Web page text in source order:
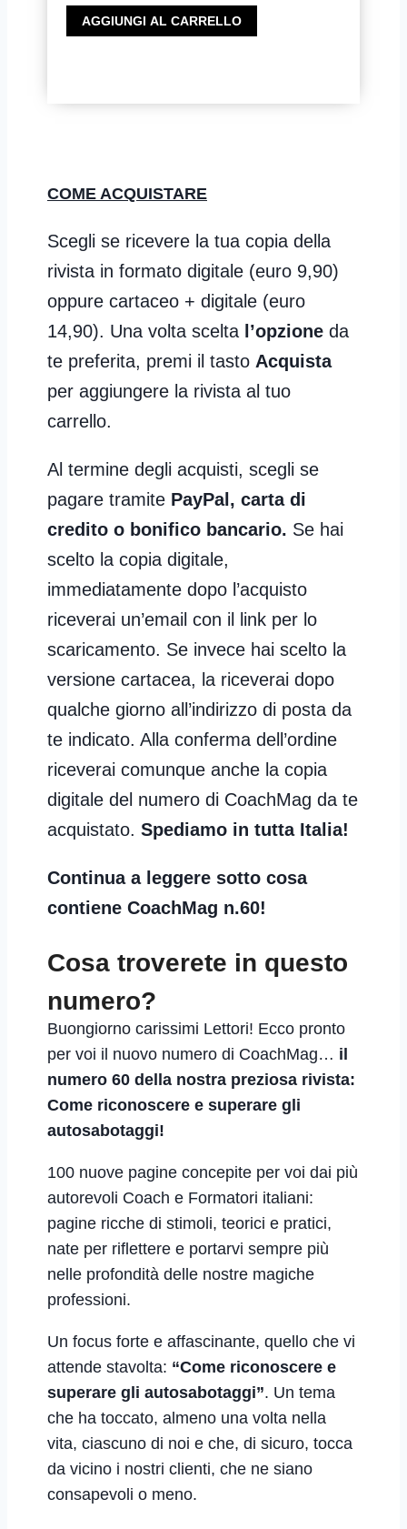
CoachMag
n.60
gli
quantità
AGGIUNGI AL CARRELLO
COME ACQUISTARE
Scegli se ricevere la tua copia della
rivista in formato digitale (euro 9,90)
oppure cartaceo + digitale (euro
14,90). Una volta scelta l’opzione da
te preferita, premi il tasto Acquista
per aggiungere la rivista al tuo
carrello.
Al termine degli acquisti, scegli se
pagare tramite PayPal, carta di
credito o bonifico bancario. Se hai
scelto la copia digitale,
immediatamente dopo l’acquisto
riceverai un’email con il link per lo
scaricamento. Se invece hai scelto la
versione cartacea, la riceverai dopo
qualche giorno all’indirizzo di posta da
te indicato. Alla conferma dell’ordine
riceverai comunque anche la copia
digitale del numero di CoachMag da te
acquistato. Spediamo in tutta Italia!
Continua a leggere sotto cosa
contiene CoachMag n.60!
Cosa troverete in questo
numero?
Buongiorno carissimi Lettori! Ecco pronto
per voi il nuovo numero di CoachMag… il
numero 60 della nostra preziosa rivista:
Come riconoscere e superare gli
autosabotaggi!
100 nuove pagine concepite per voi dai più
autorevoli Coach e Formatori italiani:
pagine ricche di stimoli, teorici e pratici,
nate per riflettere e portarvi sempre più
nelle profondità delle nostre magiche
professioni.
Un focus forte e affascinante, quello che vi
attende stavolta: “Come riconoscere e
superare gli autosabotaggi”. Un tema
che ha toccato, almeno una volta nella
vita, ciascuno di noi e che, di sicuro, tocca
da vicino i nostri clienti, che ne siano
consapevoli o meno.